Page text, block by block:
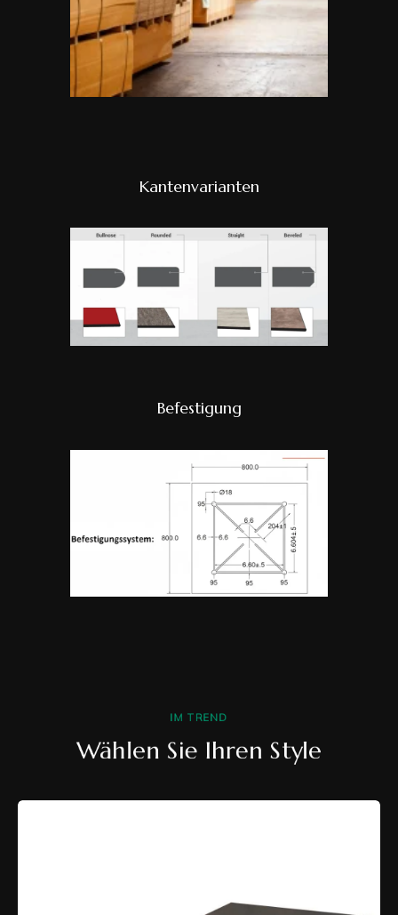
Kantenvarianten
Befestigung
IM TREND
Wählen Sie Ihren Style